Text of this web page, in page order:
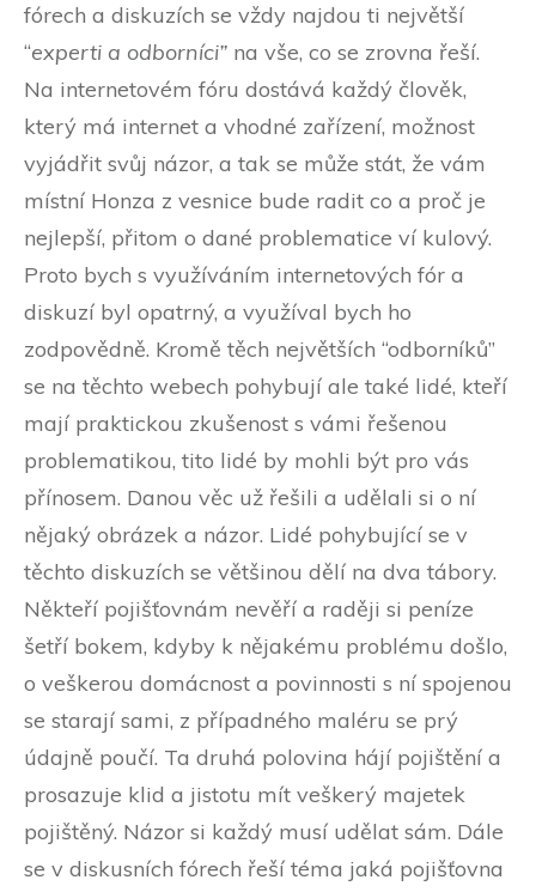
fórech a diskuzích se vždy najdou ti největší
“experti a odborníci” na vše, co se zrovna řeší.
Na internetovém fóru dostává každý člověk,
který má internet a vhodné zařízení, možnost
vyjádřit svůj názor, a tak se může stát, že vám
místní Honza z vesnice bude radit co a proč je
nejlepší, přitom o dané problematice ví kulový.
Proto bych s využíváním internetových fór a
diskuzí byl opatrný, a využíval bych ho
zodpovědně. Kromě těch největších “odborníků”
se na těchto webech pohybují ale také lidé, kteří
mají praktickou zkušenost s vámi řešenou
problematikou, tito lidé by mohli být pro vás
přínosem. Danou věc už řešili a udělali si o ní
nějaký obrázek a názor. Lidé pohybující se v
těchto diskuzích se většinou dělí na dva tábory.
Někteří pojišťovnám nevěří a raději si peníze
šetří bokem, kdyby k nějakému problému došlo,
o veškerou domácnost a povinnosti s ní spojenou
se starají sami, z případného maléru se prý
údajně poučí. Ta druhá polovina hájí pojištění a
prosazuje klid a jistotu mít veškerý majetek
pojištěný. Názor si každý musí udělat sám. Dále
se v diskusních fórech řeší téma jaká pojišťovna